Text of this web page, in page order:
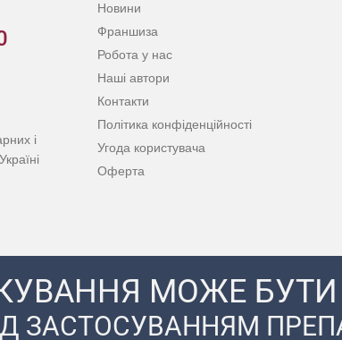
і
Новини
Франшиза
Робота у нас
Наші автори
Контакти
Політика конфіденційності
Угода користувача
Оферта
МОЖЕ
ЗАСТОСУВАННЯМ